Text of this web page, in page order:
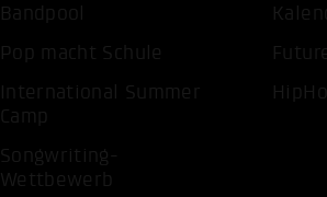
ALLE
Bandpool
Pop macht Schule
International Summer
Camp
Songwriting-
Wettbewerb